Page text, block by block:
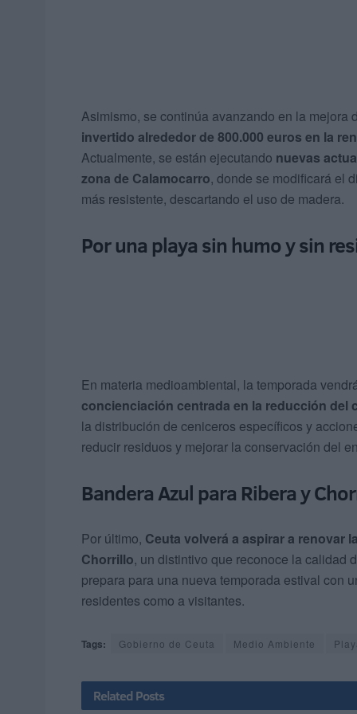
Asimismo, se continúa avanzando en la mejora
invertido alrededor de 800.000 euros en la
Actualmente, se están ejecutando nuevas
zona de Calamocarro, donde se modificará el
más resistente, descartando el uso de madera.
Por una playa sin humo y sin
En materia medioambiental, la temporada
concienciación centrada en la reducción del
la distribución de ceniceros específicos y
reducir residuos y mejorar la conservación del
Bandera Azul para Ribera y
Por último, Ceuta volverá a aspirar a renovar
Chorrillo, un distintivo que reconoce la calidad
prepara para una nueva temporada estival con
residentes como a visitantes.
Tags: Gobierno de Ceuta Medio Ambiente
Related Posts